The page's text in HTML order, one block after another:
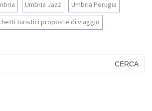
Umbria Jazz
Umbria Perugia
turistici proposte di viaggio